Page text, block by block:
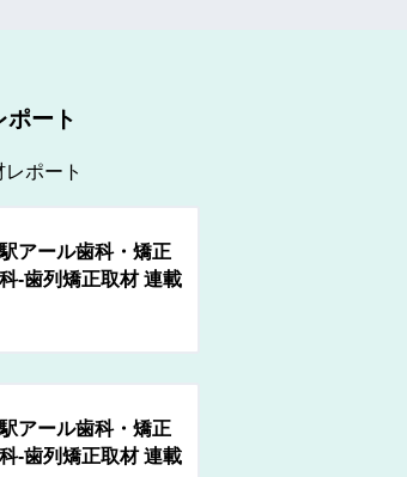
ポート
ポート
アール歯科・矯正
-歯列矯正取材 連載
アール歯科・矯正
-歯列矯正取材 連載